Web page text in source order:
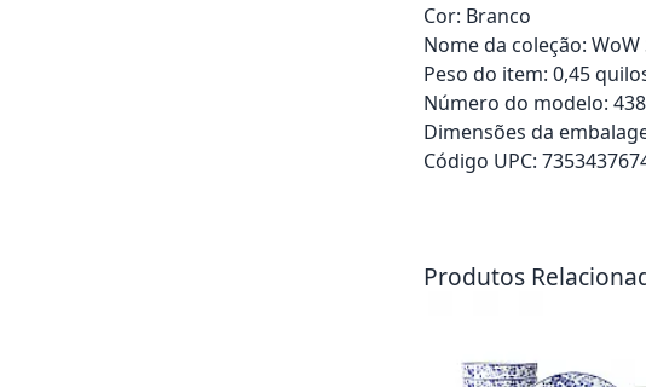
Cor: Branco
Nome da coleção: WoW
Peso do item: 0,45
Número do modelo:
Dimensões da
Código UPC:
Produtos
Adicionar ao carrinho